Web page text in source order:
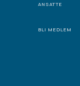
ANSATTE
BLI MEDLEM